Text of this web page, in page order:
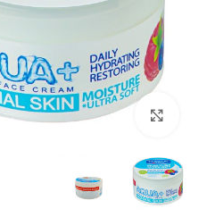
آبرسان و مرطوب کننده
ماسک صورت
اسکراب و لایه بردار صورت
کرم شب و روز
سفت کننده صورت
درمان منافذ باز
ست مراقبت صورت
پنبه و پد آرایش پاک کن
بزرگنمایی تصویر